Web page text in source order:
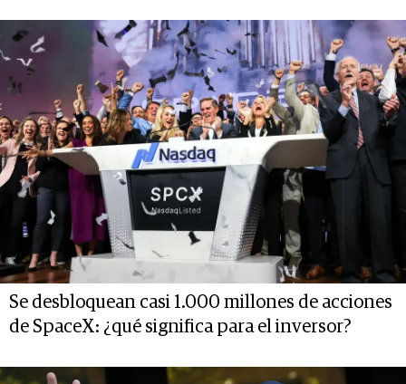
Se desbloquean casi 1.000 millones de acciones
de SpaceX: ¿qué significa para el inversor?